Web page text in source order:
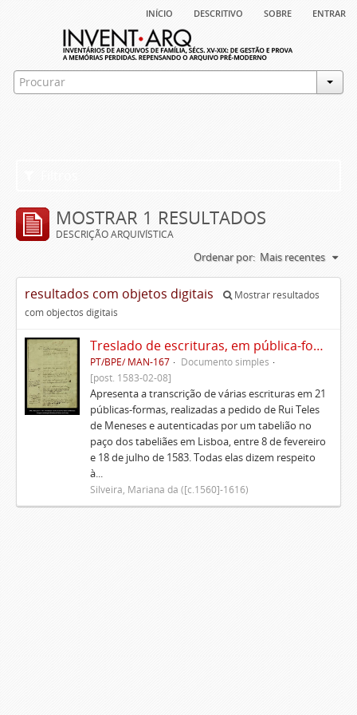
início descritivo sobre entrar
MOSTRAR 1 RESULTADOS
DESCRIÇÃO ARQUIVÍSTICA
Ordenar por: Mais recentes
resultados com objetos digitais
Mostrar resultados
com objectos digitais
Treslado de escrituras, em pública-forma, de Rui Teles de Meneses
PT/BPE/ MAN-167
Documento simples
[post. 1583-02-08]
Apresenta a transcrição de várias escrituras em 21
públicas-formas, realizadas a pedido de Rui Teles
de Meneses e autenticadas por um tabelião no
paço dos tabeliães em Lisboa, entre 8 de fevereiro
e 18 de julho de 1583. Todas elas dizem respeito
à...
Silveira, Mariana da ([c.1560]-1616)